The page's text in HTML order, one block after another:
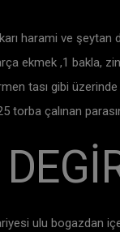
harami ve şeytan
ekmek ,1 bakla,
tası gibi
torba çalınan
ulu